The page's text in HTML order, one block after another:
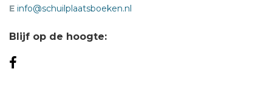
E info@schuilplaatsboeken.nl
Blijf op de hoogte: